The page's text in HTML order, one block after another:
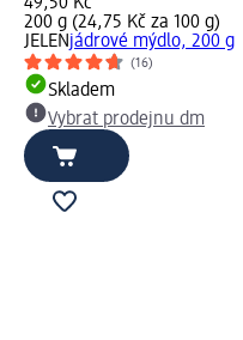
200 g (24,75 Kč za 100 g)
JELENjádrové mýdlo, 200 g
(16)
Skladem
Vybrat prodejnu dm